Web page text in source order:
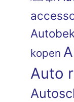
kopen
Auto